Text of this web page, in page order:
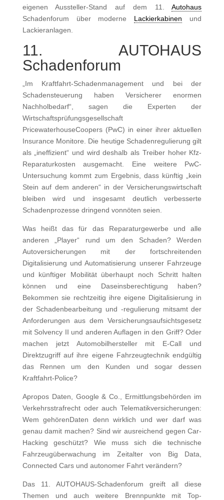
eigenen Aussteller-Stand auf dem 11.Autohaus
Schadenforum über moderne Lackierkabinen und
Lackieranlagen.
11. AUTOHAUS
Schadenforum
„Im Kraftfahrt-Schadenmanagement und bei der
Schadensteuerung haben Versicherer enormen
Nachholbedarf“, sagen die Experten der
Wirtschaftsprüfungsgesellschaft
PricewaterhouseCoopers (PwC) in einer ihrer aktuellen
Insurance Monitore. Die heutige Schadenregulierung gilt
als „ineffizient“ und wird deshalb als Treiber hoher Kfz-
Reparaturkosten ausgemacht. Eine weitere PwC-
Untersuchung kommt zum Ergebnis, dass künftig „kein
Stein auf dem anderen“ in der Versicherungswirtschaft
bleiben wird und insgesamt deutlich verbesserte
Schadenprozesse dringend vonnöten seien.
Was heißt das für das Reparaturgewerbe und alle
anderen „Player“ rund um den Schaden? Werden
Autoversicherungen mit der fortschreitenden
Digitalisierung und Automatisierung unserer Fahrzeuge
und künftiger Mobilität überhaupt noch Schritt halten
können und eine Daseinsberechtigung haben?
Bekommen sie rechtzeitig ihre eigene Digitalisierung in
der Schadenbearbeitung und -regulierung mitsamt der
Anforderungen aus dem Versicherungsaufsichtsgesetz
mit Solvency II und anderen Auflagen in den Griff? Oder
machen jetzt Automobilhersteller mit E-Call und
Direktzugriff auf ihre eigene Fahrzeugtechnik endgültig
das Rennen um den Kunden und sogar dessen
Kraftfahrt-Police?
Apropos Daten, Google & Co., Ermittlungsbehörden im
Verkehrsstrafrecht oder auch Telematikversicherungen:
Wem gehörenDaten denn wirklich und wer darf was
genau damit machen? Sind wir ausreichend gegen Car-
Hacking geschützt? Wie muss sich die technische
Fahrzeugüberwachung im Zeitalter von Big Data,
Connected Cars und autonomer Fahrt verändern?
Das 11. AUTOHAUS-Schadenforum greift all diese
Themen und auch weitere Brennpunkte mit Top-